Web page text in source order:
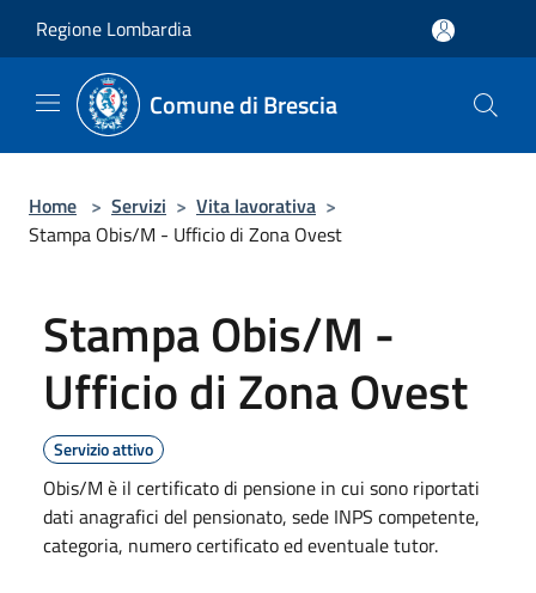
Regione Lombardia
Comune di Brescia
Home > Servizi > Vita lavorativa >
Stampa Obis/M - Ufficio di Zona Ovest
Stampa Obis/M -
Ufficio di Zona Ovest
Servizio attivo
Obis/M è il certificato di pensione in cui sono riportati
dati anagrafici del pensionato, sede INPS competente,
categoria, numero certificato ed eventuale tutor.